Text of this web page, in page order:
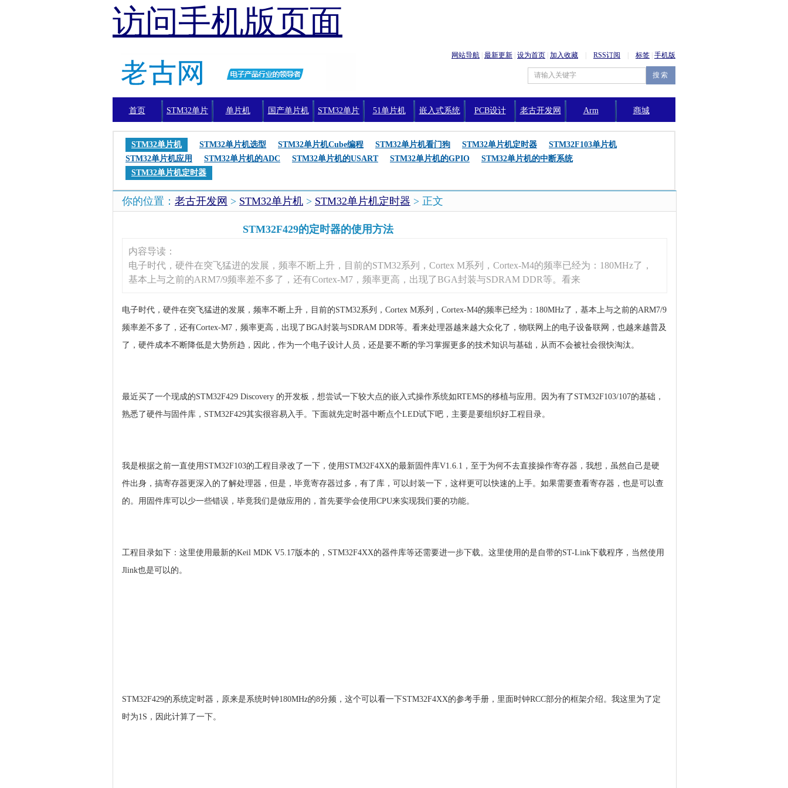
访问手机版页面
网站导航 最新更新 设为首页 加入收藏 RSS订阅 标签 手机版
首页 STM32单片
机
单片机 国产单片机 STM32单片 51单片机 嵌入式系统 PCB设计 老古开发网 Arm 商城
STM32单片机 STM32单片机选型 STM32单片机Cube编程 STM32单片机看门狗 STM32单片机定时器
STM32F103单片机
STM32单片机应用
STM32单片机的ADC STM32单片机的USART STM32单片机的GPIO
STM32单片机的中断系统
STM32单片机定时器
你的位置： 老古开发网 > STM32单片机 > STM32单片机定时器 > 正文
STM32F429的定时器的使用方法
内容导读：
电子时代，硬件在突飞猛进的发展，频率不断上升，目前的STM32系列，Cortex M系列，Cortex-M4的频率已经为：180MHz了，
基本上与之前的ARM7/9频率差不多了，还有Cortex-M7，频率更高，出现了BGA封装与SDRAM DDR等。看来
电子时代，硬件在突飞猛进的发展，频率不断上升，目前的STM32系列，Cortex M系列，Cortex-M4的频率已经为：180MHz了，基本上与之前的ARM7/9
频率差不多了，还有Cortex-M7，频率更高，出现了BGA封装与SDRAM DDR等。看来处理器越来越大众化了，物联网上的电子设备联网，也越来越普及
了，硬件成本不断降低是大势所趋，因此，作为一个电子设计人员，还是要不断的学习掌握更多的技术知识与基础，从而不会被社会很快淘汰。
最近买了一个现成的STM32F429 Discovery 的开发板，想尝试一下较大点的嵌入式操作系统如RTEMS的移植与应用。因为有了STM32F103/107的基础，
熟悉了硬件与固件库，STM32F429其实很容易入手。下面就先定时器中断点个LED试下吧，主要是要组织好工程目录。
我是根据之前一直使用STM32F103的工程目录改了一下，使用STM32F4XX的最新固件库V1.6.1，至于为何不去直接操作寄存器，我想，虽然自己是硬
件出身，搞寄存器更深入的了解处理器，但是，毕竟寄存器过多，有了库，可以封装一下，这样更可以快速的上手。如果需要查看寄存器，也是可以查
的。用固件库可以少一些错误，毕竟我们是做应用的，首先要学会使用CPU来实现我们要的功能。
工程目录如下：这里使用最新的Keil MDK V5.17版本的，STM32F4XX的器件库等还需要进一步下载。这里使用的是自带的ST-Link下载程序，当然使用
Jlink也是可以的。
STM32F429的系统定时器，原来是系统时钟180MHz的8分频，这个可以看一下STM32F4XX的参考手册，里面时钟RCC部分的框架介绍。我这里为了定
时为1S，因此计算了一下。